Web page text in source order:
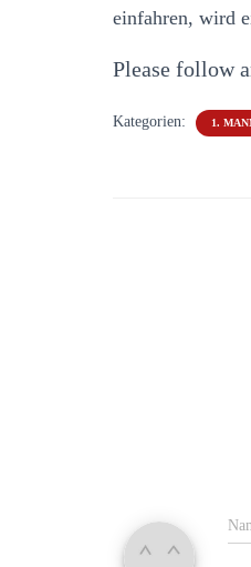
einfahren, wird
Please follow
Kategorien: 1.